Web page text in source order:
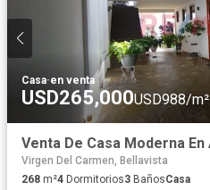
Casa·en venta
USD265,000USD988/m²
Virgen Del Carmen, Bellavista
268 m²4 Dormitorios3 BañosCasa